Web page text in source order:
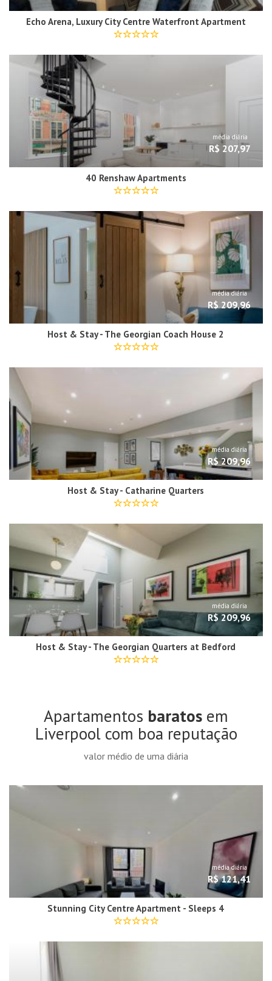
Echo Arena, Luxury City Centre Waterfront Apartment
média diária
R$ 207,97
40 Renshaw Apartments
média diária
R$ 209,96
Host & Stay - The Georgian Coach House 2
média diária
R$ 209,96
Host & Stay - Catharine Quarters
média diária
R$ 209,96
Host & Stay - The Georgian Quarters at Bedford
Apartamentos baratos em
Liverpool com boa reputação
valor médio de uma diária
média diária
R$ 121,41
Stunning City Centre Apartment - Sleeps 4